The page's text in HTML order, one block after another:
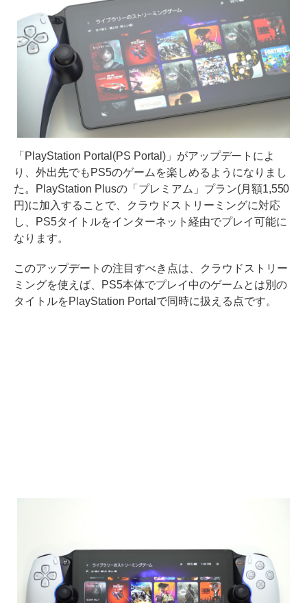
「PlayStation Portal(PS Portal)」がアップデートによ
り、外出先でもPS5のゲームを楽しめるようになりまし
た。PlayStation Plusの「プレミアム」プラン(月額1,550
円)に加入することで、クラウドストリーミングに対応
し、PS5タイトルをインターネット経由でプレイ可能に
なります。
このアップデートの注目すべき点は、クラウドストリー
ミングを使えば、PS5本体でプレイ中のゲームとは別の
タイトルをPlayStation Portalで同時に扱える点です。